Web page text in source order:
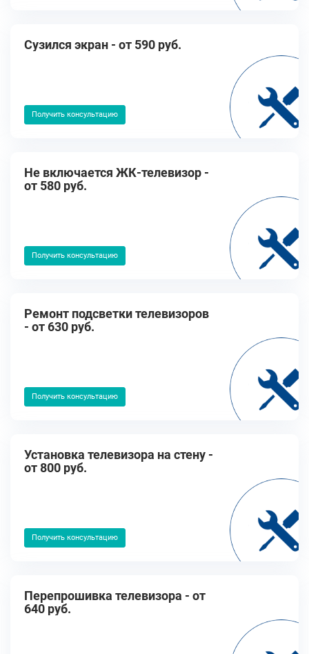
Cузился экран - от 590 руб.
Получить консультацию
Не включается ЖК-телевизор -
от 580 руб.
Получить консультацию
Ремонт подсветки телевизоров
- от 630 руб.
Получить консультацию
Установка телевизора на стену -
от 800 руб.
Получить консультацию
Перепрошивка телевизора - от
640 руб.